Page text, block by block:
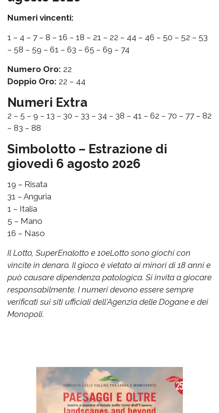
Numeri vincenti:
1 – 4 – 7 – 8 – 16 – 18 – 21 – 22 – 44 – 46 – 50 – 52 – 53
– 58 – 59 – 61 – 63 – 65 – 69 – 74
Numero Oro: 22
Doppio Oro: 22 – 44
Numeri Extra
2 – 5 – 9 – 13 – 30 – 33 – 34 – 38 – 41 – 62 – 70 – 77 – 82
– 83 – 88
Simbolotto – Estrazione di
giovedì 6 agosto 2026
19 – Risata
31 – Anguria
1 – Italia
5 – Mano
16 – Naso
Il Lotto, SuperEnalotto e 10eLotto sono giochi con
vincite in denaro. Il gioco è vietato ai minori di 18 anni e
può causare dipendenza patologica. Si invita a giocare
responsabilmente. I numeri devono essere sempre
verificati sui siti ufficiali dell'Agenzia delle Dogane e dei
Monopoli.